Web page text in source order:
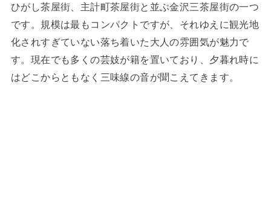
ひがし茶屋街、主計町茶屋街と並ぶ金沢三茶屋街の一つ
です。規模は最もコンパクトですが、それゆえに観光地
化されすぎていない落ち着いた大人の雰囲気が魅力で
す。現在でも多くの芸妓が籍を置いており、夕暮れ時に
はどこからともなく三味線の音が聞こえてきます。